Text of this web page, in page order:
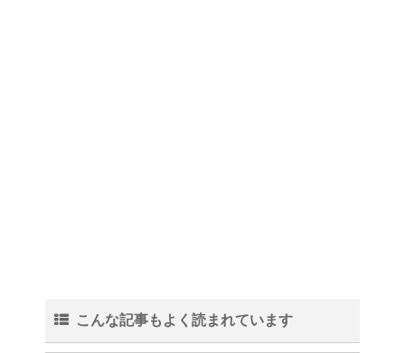
こんな記事もよく読まれています